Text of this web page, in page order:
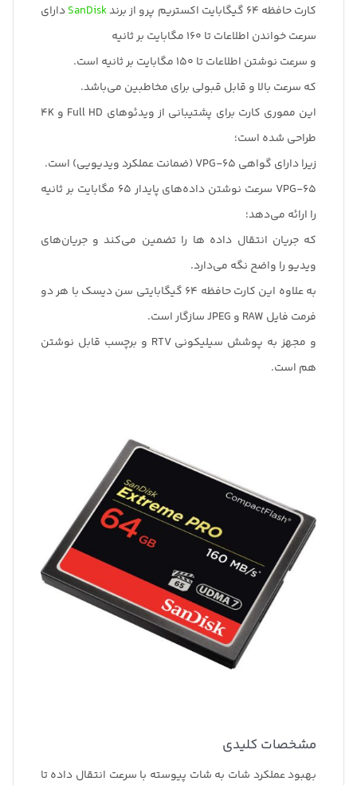
کارت حافظه 64 گیگابایت اکستریم پرو از برند SanDiskدارای
سرعت خواندن اطلاعات تا 160 مگابایت بر ثانیه
و سرعت نوشتن اطلاعات تا 150 مگابایت بر ثانیه است.
که سرعت بالا و قابل قبولی برای مخاطبین می‌باشد.
این مموری کارت برای پشتیبانی از ویدئوهای Full HD و 4K
طراحی شده است؛
زیرا دارای گواهی VPG-65 (ضمانت عملکرد ویدیویی) است.
VPG-65 سرعت نوشتن داده‌های پایدار 65 مگابایت بر ثانیه
را ارائه می‌دهد؛
که جریان انتقال داده ها را تضمین می‌کند و جریان‌های
ویدیو را واضح نگه می‌دارد.
به علاوه این کارت حافظه 64 گیگابایتی سن دیسک با هر دو
فرمت فایل RAW و JPEG سازگار است.
و مجهز به پوشش سیلیکونی RTV و برچسب قابل نوشتن
هم است.
مشخصات کلیدی
بهبود عملکرد شات به شات پیوسته با سرعت انتقال داده تا